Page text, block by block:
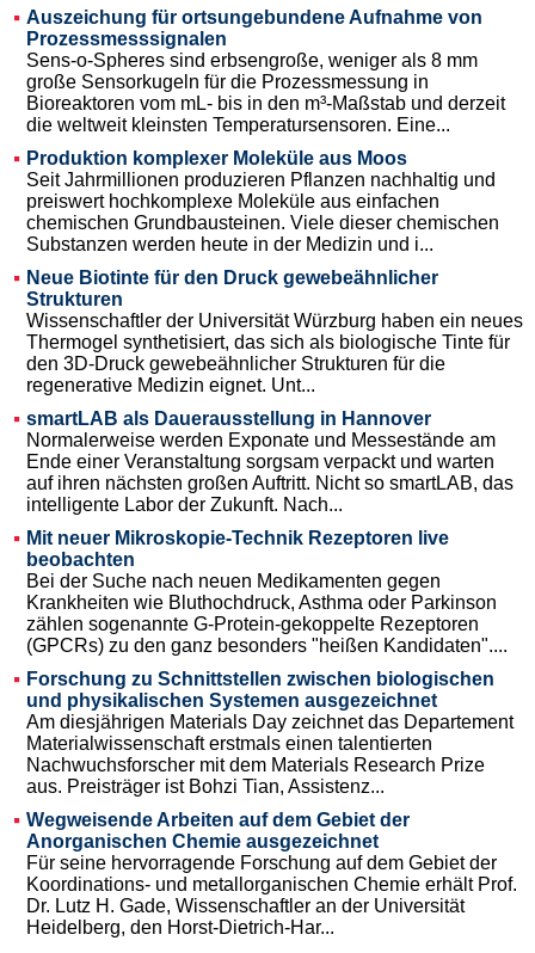
Auszeichung für ortsungebundene Aufnahme von
Prozessmesssignalen
Sens-o-Spheres sind erbsengroße, weniger als 8 mm
große Sensorkugeln für die Prozessmessung in
Bioreaktoren vom mL- bis in den m³-Maßstab und derzeit
die weltweit kleinsten Temperatursensoren. Eine...
Produktion komplexer Moleküle aus Moos
Seit Jahrmillionen produzieren Pflanzen nachhaltig und
preiswert hochkomplexe Moleküle aus einfachen
chemischen Grundbausteinen. Viele dieser chemischen
Substanzen werden heute in der Medizin und i...
Neue Biotinte für den Druck gewebeähnlicher
Strukturen
Wissenschaftler der Universität Würzburg haben ein neues
Thermogel synthetisiert, das sich als biologische Tinte für
den 3D-Druck gewebeähnlicher Strukturen für die
regenerative Medizin eignet. Unt...
smartLAB als Dauerausstellung in Hannover
Normalerweise werden Exponate und Messestände am
Ende einer Veranstaltung sorgsam verpackt und warten
auf ihren nächsten großen Auftritt. Nicht so smartLAB, das
intelligente Labor der Zukunft. Nach...
Mit neuer Mikroskopie-Technik Rezeptoren live
beobachten
Bei der Suche nach neuen Medikamenten gegen
Krankheiten wie Bluthochdruck, Asthma oder Parkinson
zählen sogenannte G-Protein-gekoppelte Rezeptoren
(GPCRs) zu den ganz besonders "heißen Kandidaten"....
Forschung zu Schnittstellen zwischen biologischen
und physikalischen Systemen ausgezeichnet
Am diesjährigen Materials Day zeichnet das Departement
Materialwissenschaft erstmals einen talentierten
Nachwuchsforscher mit dem Materials Research Prize
aus. Preisträger ist Bohzi Tian, Assistenz...
Wegweisende Arbeiten auf dem Gebiet der
Anorganischen Chemie ausgezeichnet
Für seine hervorragende Forschung auf dem Gebiet der
Koordinations- und metallorganischen Chemie erhält Prof.
Dr. Lutz H. Gade, Wissenschaftler an der Universität
Heidelberg, den Horst-Dietrich-Har...